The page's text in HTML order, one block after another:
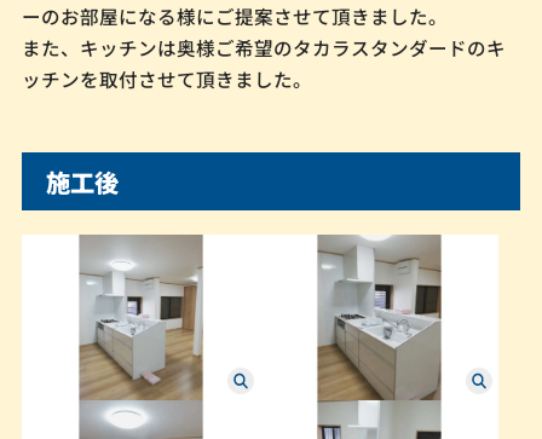
ーのお部屋になる様にご提案させて頂きました。
また、キッチンは奥様ご希望のタカラスタンダードのキ
ッチンを取付させて頂きました。
施工後